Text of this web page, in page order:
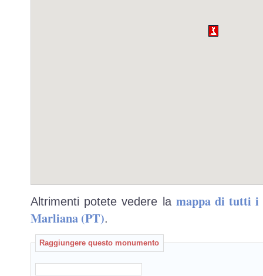
Altrimenti potete vedere la mappa di tutti i
Marliana (PT).
Raggiungere questo monumento